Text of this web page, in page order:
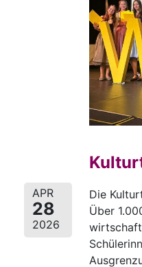
APR
28
2026
Die
Über